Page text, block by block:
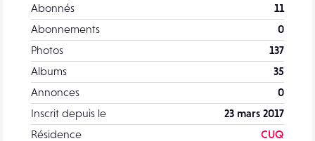
Abonnés
11
Abonnements
0
Photos
137
Albums
35
Annonces
0
Inscrit depuis le
23 mars 2017
Résidence
CUQ